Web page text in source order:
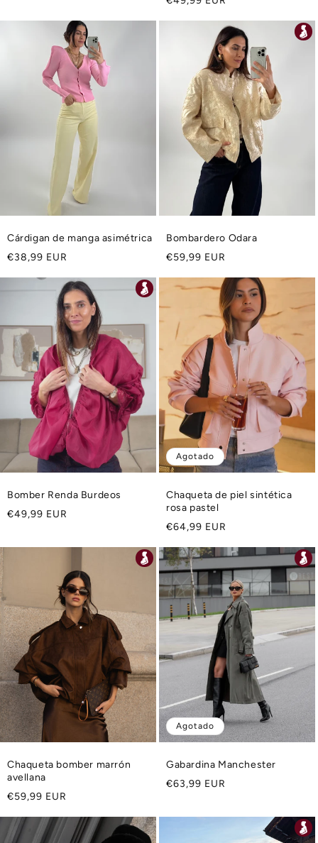
Cárdigan de manga asimétrica
Precio
€38,99 EUR
Bombardero Odara
Precio
€59,99 EUR
Bomber Renda Burdeos
Precio
€49,99 EUR
Agotado
Chaqueta de piel sintética
rosa pastel
Precio
€64,99 EUR
Chaqueta bomber marrón
avellana
Precio
€59,99 EUR
Agotado
Gabardina Manchester
Precio
€63,99 EUR